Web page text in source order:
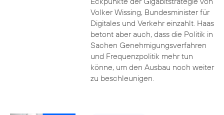
Volker Wissing, Bundesminister für
Digitales und Verkehr einzahlt. Haas
betont aber auch, dass die Politik in
Sachen Genehmigungsverfahren
und Frequenzpolitik mehr tun
könne, um den Ausbau noch weiter
zu beschleunigen.